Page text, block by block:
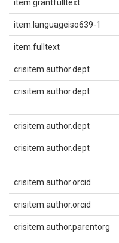
item.grantfulltext
item.languageiso639-1
item.fulltext
crisitem.author.dept
crisitem.author.dept
crisitem.author.dept
crisitem.author.dept
crisitem.author.orcid
crisitem.author.orcid
crisitem.author.parentorg